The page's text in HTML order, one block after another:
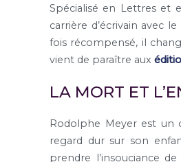
Spécialisé en Lettres et
carrière d’écrivain avec
fois récompensé, il
vient de paraître aux
LA MORT ET
Rodolphe Meyer est un
regard dur sur son
prendre l’insouciance